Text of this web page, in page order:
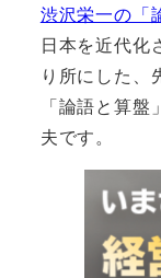
渋沢栄一の「
日本を近代化
り所にした、
「論語と算
夫です。